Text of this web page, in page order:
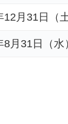
12月31日（土
8月31日（水